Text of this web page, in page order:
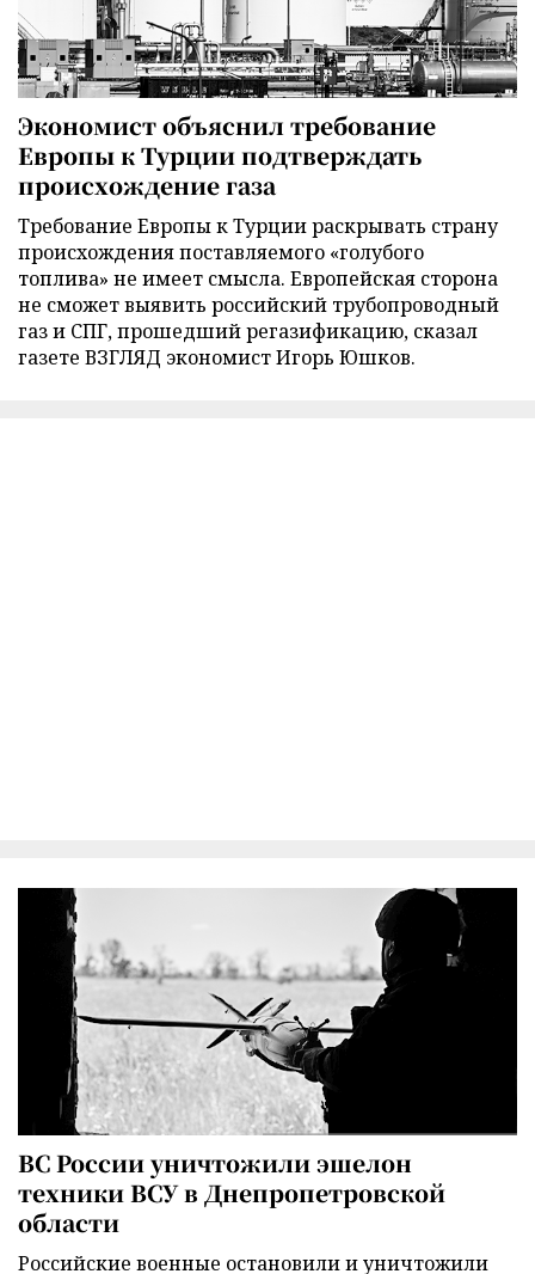
Экономист объяснил требование
Европы к Турции подтверждать
происхождение газа
Требование Европы к Турции раскрывать страну
происхождения поставляемого «голубого
топлива» не имеет смысла. Европейская сторона
не сможет выявить российский трубопроводный
газ и СПГ, прошедший регазификацию, сказал
газете ВЗГЛЯД экономист Игорь Юшков.
ВС России уничтожили эшелон
техники ВСУ в Днепропетровской
области
Российские военные остановили и уничтожили